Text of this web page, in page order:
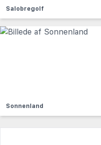
Salobregolf
Sonnenland